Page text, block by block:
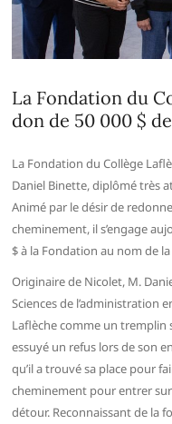
La Fondation du
don de 50 000 $
La Fondation du Collège
Daniel Binette, diplômé très
Animé par le désir de
cheminement, il s’engage
$ à la Fondation au nom de
Originaire de Nicolet, M.
Sciences de l’administration
Laflèche comme un tremplin
essuyé un refus lors de son
qu’il a trouvé sa place pour
cheminement pour entrer
détour. Reconnaissant de la